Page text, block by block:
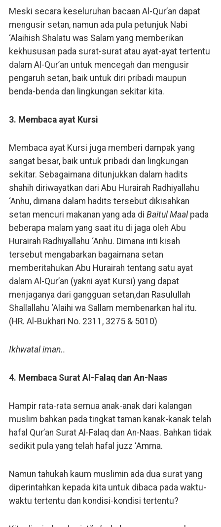
Meski secara keseluruhan bacaan Al-Qur’an dapat
mengusir setan, namun ada pula petunjuk Nabi
‘Alaihish Shalatu was Salam yang memberikan
kekhususan pada surat-surat atau ayat-ayat tertentu
dalam Al-Qur’an untuk mencegah dan mengusir
pengaruh setan, baik untuk diri pribadi maupun
benda-benda dan lingkungan sekitar kita.
3. Membaca ayat Kursi
Membaca ayat Kursi juga memberi dampak yang
sangat besar, baik untuk pribadi dan lingkungan
sekitar. Sebagaimana ditunjukkan dalam hadits
shahih diriwayatkan dari Abu Hurairah Radhiyallahu
‘Anhu, dimana dalam hadits tersebut dikisahkan
setan mencuri makanan yang ada di Baitul Maalpada
beberapa malam yang saat itu di jaga oleh Abu
Hurairah Radhiyallahu ‘Anhu. Dimana inti kisah
tersebut mengabarkan bagaimana setan
memberitahukan Abu Hurairah tentang satu ayat
dalam Al-Qur’an (yakni ayat Kursi) yang dapat
menjaganya dari gangguan setan,dan Rasulullah
Shallallahu ‘Alaihi wa Sallam membenarkan hal itu.
(HR. Al-Bukhari No. 2311, 3275 & 5010)
Ikhwatal iman..
4. Membaca Surat Al-Falaq dan An-Naas
Hampir rata-rata semua anak-anak dari kalangan
muslim bahkan pada tingkat taman kanak-kanak telah
hafal Qur’an Surat Al-Falaq dan An-Naas. Bahkan tidak
sedikit pula yang telah hafal juzz ‘Amma.
Namun tahukah kaum muslimin ada dua surat yang
diperintahkan kepada kita untuk dibaca pada waktu-
waktu tertentu dan kondisi-kondisi tertentu?